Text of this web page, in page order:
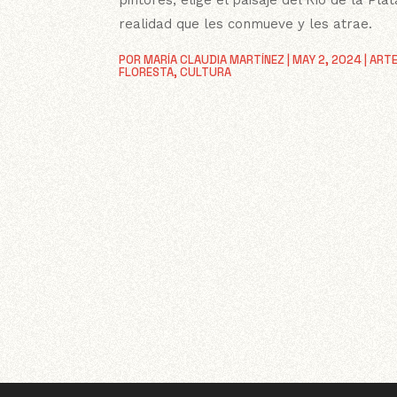
PORMARÍA CLAUDIA MARTÍNEZ |MAY 2, 2024 |
FLORESTA,CULTURA
realidad que les conmueve y les atrae.